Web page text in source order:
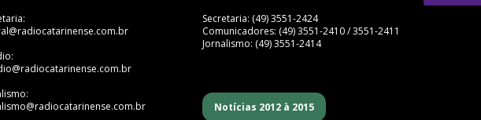
Secretaria: (49) 3551-2424
Comunicadores: (49) 3551-2410 / 3551-2411
Jornalismo: (49) 3551-2414
Notícias 2012 à 2015